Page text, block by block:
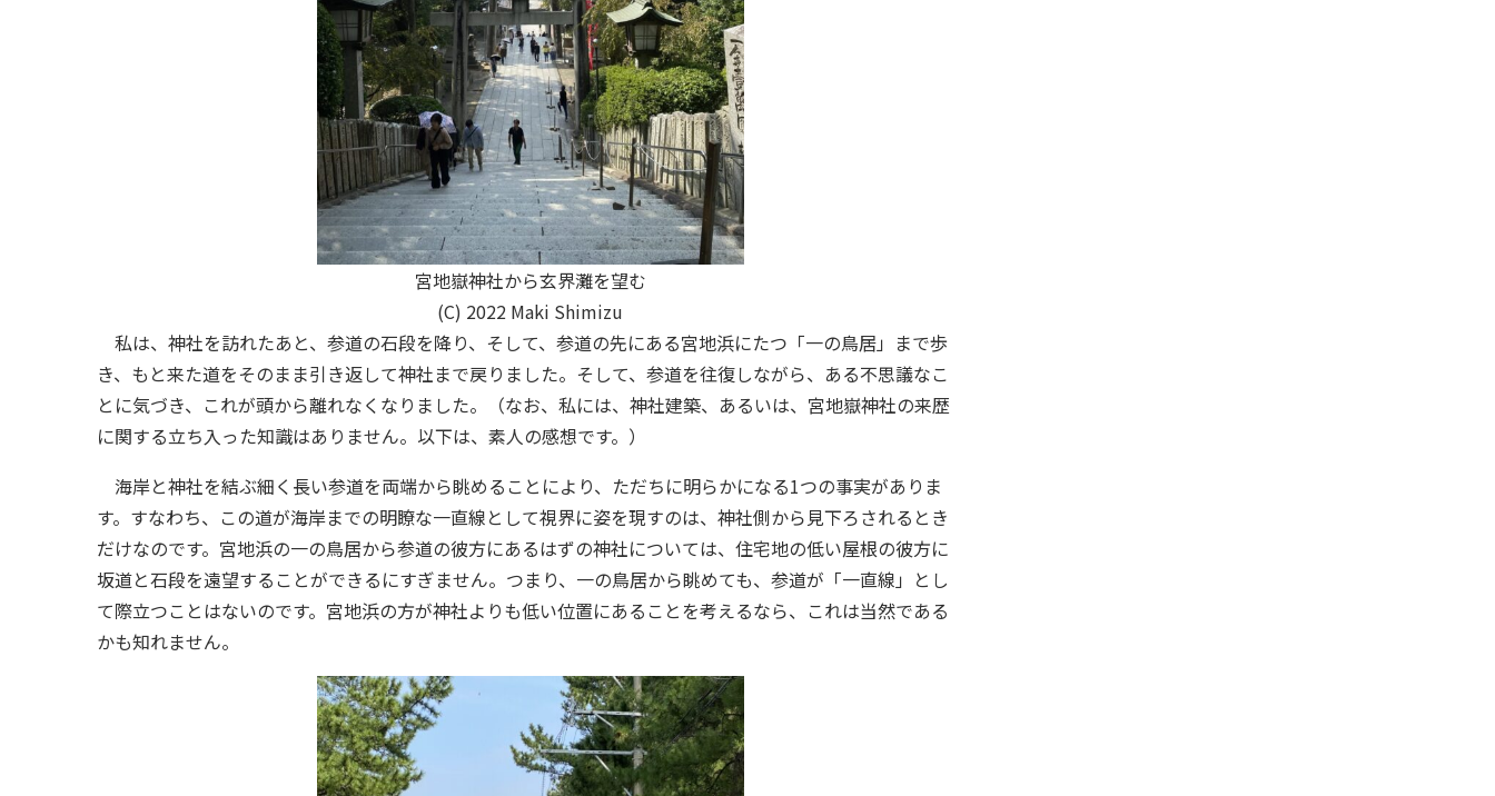
宮地嶽神社から玄界灘を望む
(C) 2022 Maki Shimizu
私は、神社を訪れたあと、参道の石段を降り、そして、参道の先にある宮地浜にたつ「一の鳥居」まで歩
き、もと来た道をそのまま引き返して神社まで戻りました。そして、参道を往復しながら、ある不思議なこ
とに気づき、これが頭から離れなくなりました。（なお、私には、神社建築、あるいは、宮地嶽神社の来歴
に関する立ち入った知識はありません。以下は、素人の感想です。）
海岸と神社を結ぶ細く長い参道を両端から眺めることにより、ただちに明らかになる1つの事実がありま
す。すなわち、この道が海岸までの明瞭な一直線として視界に姿を現すのは、神社側から見下ろされるとき
だけなのです。宮地浜の一の鳥居から参道の彼方にあるはずの神社については、住宅地の低い屋根の彼方に
坂道と石段を遠望することができるにすぎません。つまり、一の鳥居から眺めても、参道が「一直線」とし
て際立つことはないのです。宮地浜の方が神社よりも低い位置にあることを考えるなら、これは当然である
かも知れません。